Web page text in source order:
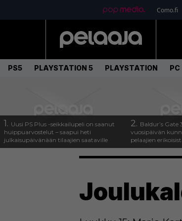
Como.fi
PS5 PLAYSTATION 5 PLAYSTATION PC
1. Uusi PS Plus -seikkailupeli on saanut
huippuarvostelut – saapui heti
julkaisupäivänään tilaajien saataville
2. Baldur’s
vuosipäivän
pelaajien